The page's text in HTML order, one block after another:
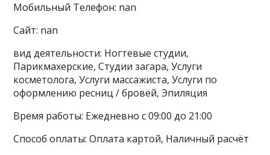
Мобильный Телефон: nan
Сайт: nan
вид деятельности: Ногтевые студии,
Парикмахерские, Студии загара, Услуги
косметолога, Услуги массажиста, Услуги по
оформлению ресниц / бровей, Эпиляция
Время работы: Ежедневно с 09:00 до 21:00
Способ оплаты: Оплата картой, Наличный расчёт